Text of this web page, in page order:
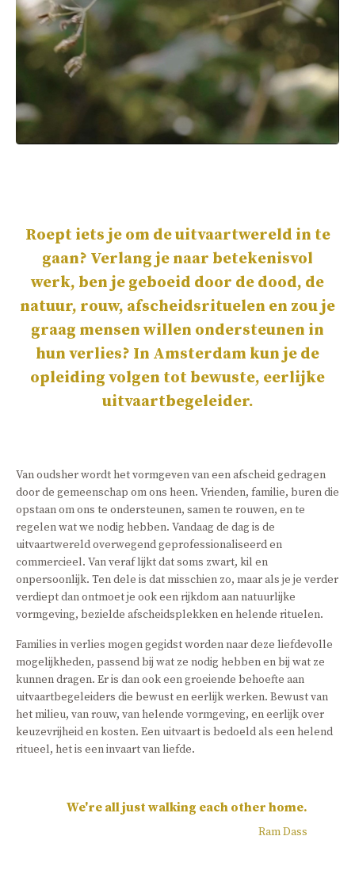
Roept iets je om de uitvaartwereld in te
gaan? Verlang je naar betekenisvol
werk, ben je geboeid door de dood, de
natuur, rouw, afscheidsrituelen en zou je
graag mensen willen ondersteunen in
hun verlies? In Amsterdam kun je de
opleiding volgen tot bewuste, eerlijke
uitvaartbegeleider.
Van oudsher wordt het vormgeven van een afscheid gedragen
door de gemeenschap om ons heen. Vrienden, familie, buren die
opstaan om ons te ondersteunen, samen te rouwen, en te
regelen wat we nodig hebben. Vandaag de dag is de
uitvaartwereld overwegend geprofessionaliseerd en
commercieel. Van veraf lijkt dat soms zwart, kil en
onpersoonlijk. Ten dele is dat misschien zo, maar als je je verder
verdiept dan ontmoet je ook een rijkdom aan natuurlijke
vormgeving, bezielde afscheidsplekken en helende rituelen.
Families in verlies mogen gegidst worden naar deze liefdevolle
mogelijkheden, passend bij wat ze nodig hebben en bij wat ze
kunnen dragen. Er is dan ook een groeiende behoefte aan
uitvaartbegeleiders die bewust en eerlijk werken. Bewust van
het milieu, van rouw, van helende vormgeving, en eerlijk over
keuzevrijheid en kosten. Een uitvaart is bedoeld als een helend
ritueel, het is een invaart van liefde.
We're all just walking each other home.
Ram Dass